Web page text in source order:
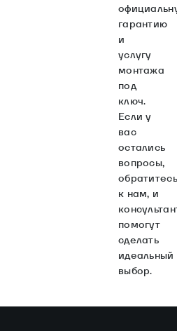
гарантию
и
услугу
монтажа
под
ключ.
Если у
вас
остались
вопросы,
обратитесь
к нам, и
помогут
сделать
идеальный
выбор.